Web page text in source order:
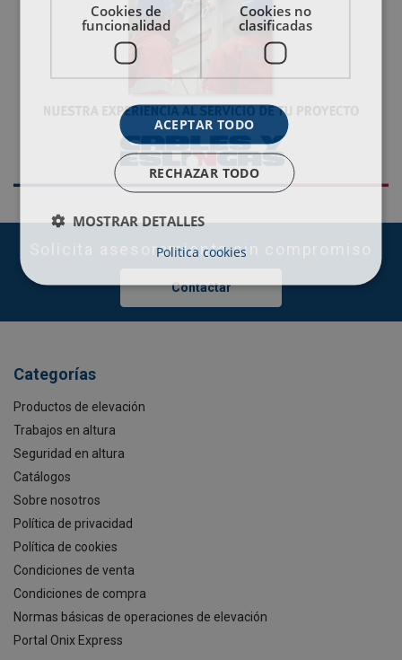
Solicita asesoramiento sin compromiso
Contactar
Categorías
Productos de elevación
Trabajos en altura
Seguridad en altura
Catálogos
Sobre nosotros
Política de privacidad
Política de cookies
Condiciones de venta
Condiciones de compra
Normas básicas de operaciones de elevación
Portal Onix Express
Cookies de
funcionalidad
Cookies no
clasificadas
ACEPTAR TODO
RECHAZAR TODO
MOSTRAR DETALLES
Politica cookies